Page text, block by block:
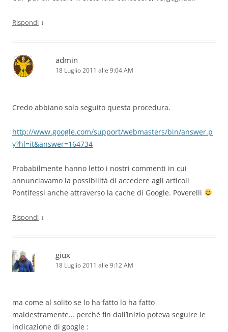
Rispondi ↓
admin
18 Luglio 2011 alle 9:04 AM
Credo abbiano solo seguito questa procedura.
http://www.google.com/support/webmasters/bin/answer.p
y?hl=it&answer=164734
Probabilmente hanno letto i nostri commenti in cui
annunciavamo la possibilità di accedere agli articoli
Pontifessi anche attraverso la cache di Google. Poverelli
Rispondi ↓
giux
18 Luglio 2011 alle 9:12 AM
ma come al solito se lo ha fatto lo ha fatto
maldestramente… perchè fin dall’inizio poteva seguire le
indicazione di google :